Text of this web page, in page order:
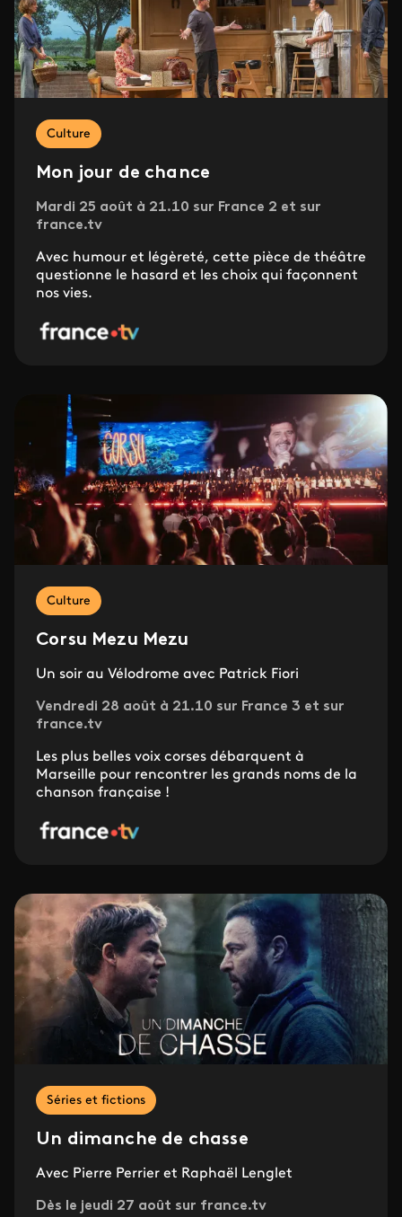
Culture
Mon jour de chance
Mardi 25 août à 21.10 sur France 2 et sur
france.tv
Avec humour et légèreté, cette pièce de théâtre
questionne le hasard et les choix qui façonnent
nos vies.
Culture
Corsu Mezu Mezu
Un soir au Vélodrome avec Patrick Fiori
Vendredi 28 août à 21.10 sur France 3 et sur
france.tv
Les plus belles voix corses débarquent à
Marseille pour rencontrer les grands noms de la
chanson française !
Séries et fictions
Un dimanche de chasse
Avec Pierre Perrier et Raphaël Lenglet
Dès le jeudi 27 août sur france.tv